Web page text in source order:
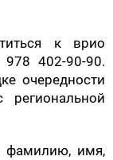
к врио
402-90-90.
очередности
фамилию, имя,